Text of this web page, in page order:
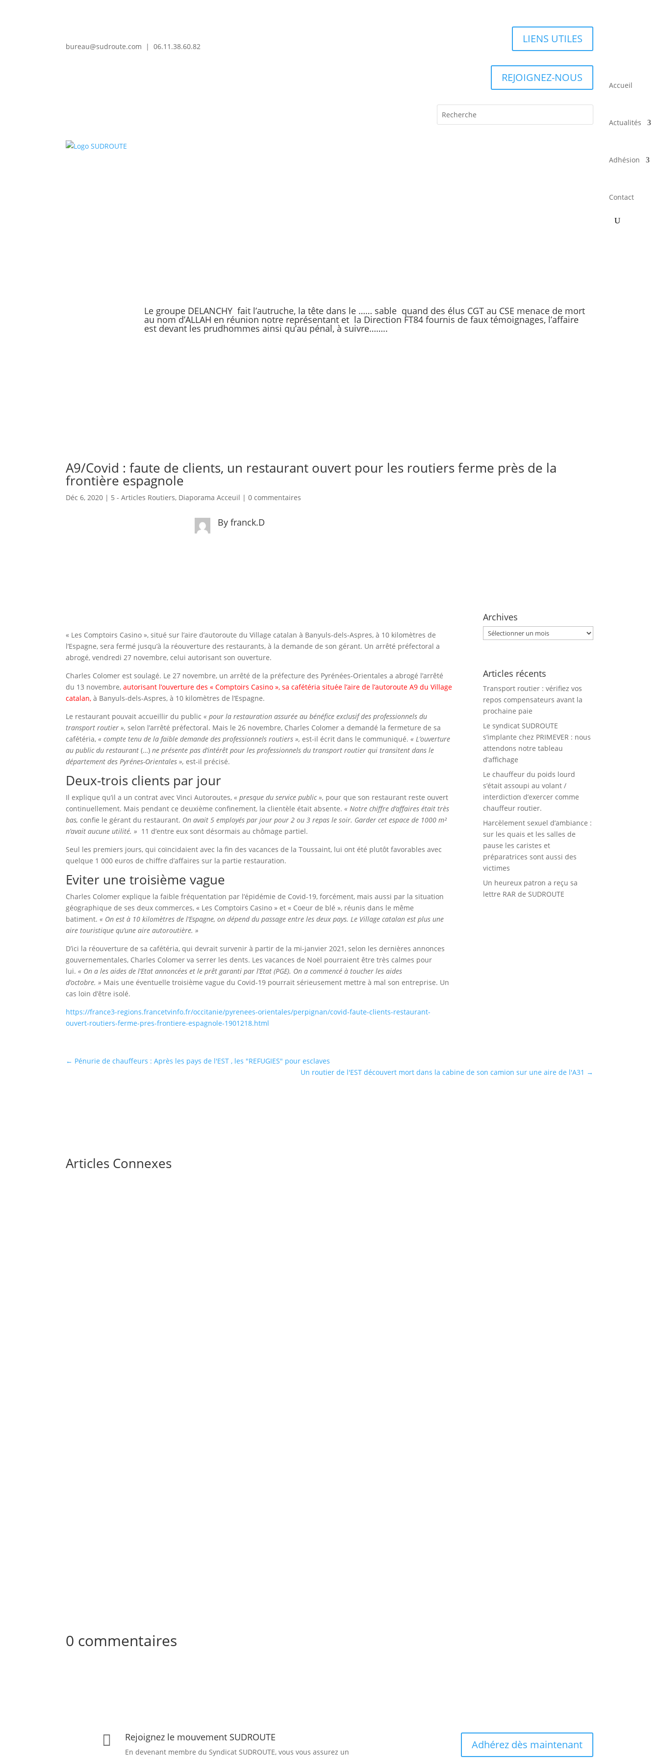
bureau@sudroute.com | 06.11.38.60.82
Accueil
Actualités
Adhésion
Contact
LIENS UTILES
REJOIGNEZ-NOUS
Le groupe DELANCHY fait l’autruche, la tête dans le …… sable quand des élus CGT au CSE menace de mort
au nom d’ALLAH en réunion notre représentant et la Direction FT84 fournis de faux témoignages, l’affaire
est devant les prudhommes ainsi qu’au pénal, à suivre……..
A9/Covid : faute de clients, un restaurant ouvert pour les routiers ferme près de la
frontière espagnole
Déc 6, 2020 | 5 - Articles Routiers, Diaporama Acceuil |0 commentaires
By franck.D
« Les Comptoirs Casino », situé sur l’aire d’autoroute du Village catalan à Banyuls-dels-Aspres, à 10 kilomètres de
l’Espagne, sera fermé jusqu’à la réouverture des restaurants, à la demande de son gérant. Un arrêté préfectoral a
abrogé, vendredi 27 novembre, celui autorisant son ouverture.
Charles Colomer est soulagé. Le 27 novembre, un arrêté de la préfecture des Pyrénées-Orientales a abrogé l’arrêté
du 13 novembre,autorisant l’ouverture des « Comptoirs Casino », sa cafétéria située l’aire de l’autoroute A9 du Village
catalan, à Banyuls-dels-Aspres, à 10 kilomètres de l’Espagne.
Le restaurant pouvait accueillir du public« pour la restauration assurée au bénéfice exclusif des professionnels du
transport routier »,selon l’arrêté préfectoral. Mais le 26 novembre, Charles Colomer a demandé la fermeture de sa
cafétéria,« compte tenu de la faible demande des professionnels routiers », est-il écrit dans le communiqué.« L’ouverture
au public du restaurant(…)ne présente pas d’intérêt pour les professionnels du transport routier qui transitent dans le
département des Pyrénes-Orientales », est-il précisé.
Deux-trois clients par jour
Il explique qu’il a un contrat avec Vinci Autoroutes,« presque du service public », pour que son restaurant reste ouvert
continuellement. Mais pendant ce deuxième confinement, la clientèle était absente.« Notre chiffre d’affaires était très
bas,confie le gérant du restaurant. On avait 5 employés par jour pour 2 ou 3 repas le soir. Garder cet espace de 1000 m²
n’avait aucune utilité. » 11 d’entre eux sont désormais au chômage partiel.
Seul les premiers jours, qui coïncidaient avec la fin des vacances de la Toussaint, lui ont été plutôt favorables avec
quelque 1 000 euros de chiffre d’affaires sur la partie restauration.
Eviter une troisième vague
Charles Colomer explique la faible fréquentation par l’épidémie de Covid-19, forcément, mais aussi par la situation
géographique de ses deux commerces, « Les Comptoirs Casino » et « Coeur de blé », réunis dans le même
batiment.« On est à 10 kilomètres de l’Espagne, on dépend du passage entre les deux pays. Le Village catalan est plus une
aire touristique qu’une aire autoroutière. »
D’ici la réouverture de sa cafétéria, qui devrait survenir à partir de la mi-janvier 2021, selon les dernières annonces
gouvernementales, Charles Colomer va serrer les dents. Les vacances de Noël pourraient être très calmes pour
lui. « On a les aides de l’Etat annoncées et le prêt garanti par l’Etat (PGE). On a commencé à toucher les aides
d’octobre. » Mais une éventuelle troisième vague du Covid-19 pourrait sérieusement mettre à mal son entreprise. Un
cas loin d’être isolé.
https://france3-regions.francetvinfo.fr/occitanie/pyrenees-orientales/perpignan/covid-faute-clients-restaurant-
ouvert-routiers-ferme-pres-frontiere-espagnole-1901218.html
Archives
Archives
Articles récents
Transport routier : vérifiez vos
repos compensateurs avant la
prochaine paie
Le syndicat SUDROUTE
s’implante chez PRIMEVER : nous
attendons notre tableau
d’affichage
Le chauffeur du poids lourd
s’était assoupi au volant /
interdiction d’exercer comme
chauffeur routier.
Harcèlement sexuel d’ambiance :
sur les quais et les salles de
pause les caristes et
préparatrices sont aussi des
victimes
Un heureux patron a reçu sa
lettre RAR de SUDROUTE
← Pénurie de chauffeurs : Après les pays de l'EST , les "REFUGIES" pour esclaves
Un routier de l'EST découvert mort dans la cabine de son camion sur une aire de l'A31 →
Articles Connexes
0 commentaires
 Rejoignez le mouvement SUDROUTE
En devenant membre du Syndicat SUDROUTE, vous vous assurez un
Adhérez dès maintenant